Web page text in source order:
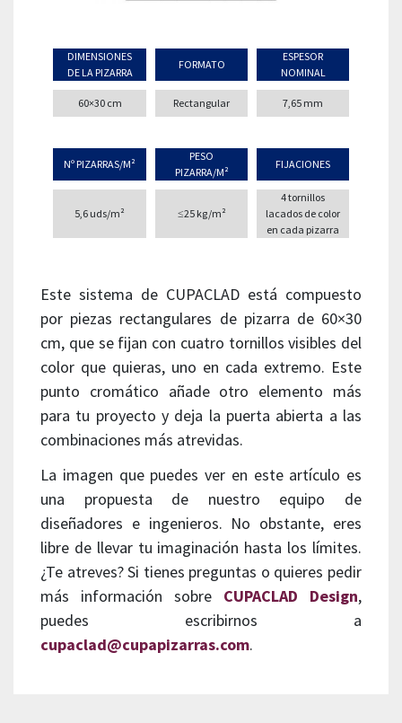
DIMENSIONES
DE LA PIZARRA
FORMATO
ESPESOR
NOMINAL
60×30 cm Rectangular 7,65 mm
Nº PIZARRAS/M²
PESO
PIZARRA/M²
FIJACIONES
5,6 uds/m² ≤25 kg/m²
4 tornillos
lacados de color
en cada pizarra
Este sistema de CUPACLAD está compuesto
por piezas rectangulares de pizarra de 60×30
cm, que se fijan con cuatro tornillos visibles del
color que quieras, uno en cada extremo. Este
punto cromático añade otro elemento más
para tu proyecto y deja la puerta abierta a las
combinaciones más atrevidas.
La imagen que puedes ver en este artículo es
una propuesta de nuestro equipo de
diseñadores e ingenieros. No obstante, eres
libre de llevar tu imaginación hasta los límites.
¿Te atreves? Si tienes preguntas o quieres pedir
más información sobre CUPACLAD Design,
puedes escribirnos a
cupaclad@cupapizarras.com.